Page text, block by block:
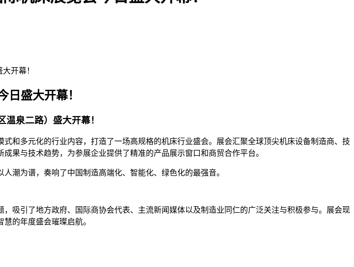
开幕！
日盛大开幕！
泉二路）盛大开幕！
和多元化的行业内容，打造了一场高规格的机床行业盛会。展会汇聚全球顶尖机床设备制造商、技
果与技术趋势，为参展企业提供了精准的产品展示窗口和商贸合作平台。
潮为谱，奏响了中国制造高端化、智能化、绿色化的最强音。
吸引了地方政府、国际商协会代表、主流新闻媒体以及制造业同仁的广泛关注与积极参与。展会现
的年度盛会璀璨启航。